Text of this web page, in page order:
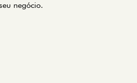
negócio.